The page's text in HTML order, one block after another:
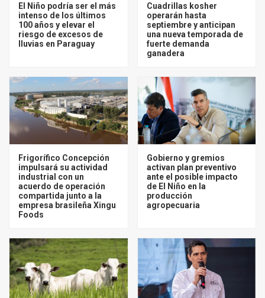
El Niño podría ser el más
intenso de los últimos
100 años y elevar el
riesgo de excesos de
lluvias en Paraguay
Cuadrillas kosher
operarán hasta
septiembre y anticipan
una nueva temporada de
fuerte demanda
ganadera
Frigorífico Concepción
impulsará su actividad
industrial con un
acuerdo de operación
compartida junto a la
empresa brasileña Xingu
Foods
Gobierno y gremios
activan plan preventivo
ante el posible impacto
de El Niño en la
producción
agropecuaria